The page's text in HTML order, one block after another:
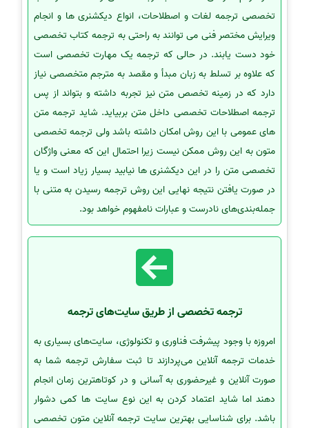
تخصصی ترجمه لغات و اصطلاحات، انواع دیکشنری ها و انجام
ویرایش مختصر فنی می توانند به راحتی به ترجمه کتاب تخصصی
خود دست یابند. در حالی که ترجمه یک مهارت تخصصی است
که علاوه بر تسلط به زبان مبدأ و مقصد به مترجم متخصصی نیاز
دارد که در زمینه تخصص متن نیز تجربه داشته و بتواند از پس
ترجمه اصطلاحات تخصصی داخل متن بربیاید. شاید ترجمه متن
های عمومی با این روش امکان داشته باشد ولی ترجمه تخصصی
متون به این روش ممکن نیست زیرا احتمال این که معنی واژگان
تخصصی متن را در این دیکشنری ها نیابید بسیار زیاد است و یا
در صورت یافتن نتیجه نهایی این روش ترجمه رسیدن به متنی با
جمله‌بندی‌های نادرست و عبارات نامفهوم خواهد بود.
ترجمه تخصصی از طریق سایت‌های ترجمه
امروزه با وجود پیشرفت فناوری و تکنولوژی، سایت‌های بسیاری به
خدمات ترجمه آنلاین می‌پردازند تا ثبت سفارش ترجمه شما به
صورت آنلاین و غیرحضوری به آسانی و در کوتاهترین زمان انجام
دهند اما شاید اعتماد کردن به این نوع سایت ها کمی دشوار
باشد. برای شناسایی بهترین سایت ترجمه آنلاین متون تخصصی